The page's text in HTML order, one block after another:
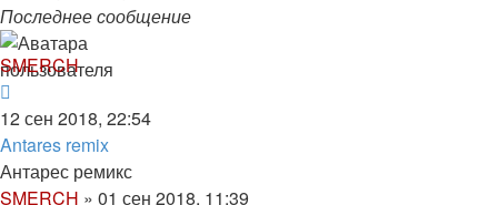
Последнее сообщение
SMERCH
12 сен 2018, 22:54
Antares remix
Антарес ремикс
SMERCH » 01 сен 2018, 11:39